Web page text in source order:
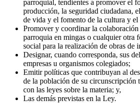
parroquial, tendientes a promover el
producción, la seguridad ciudadana,
de vida y el fomento de la cultura y el
Promover y coordinar la colaboración
parroquia en mingas o cualquier otra
social para la realización de obras de
Designar, cuando corresponda, sus
empresas u organismos colegiados;
Emitir políticas que contribuyan al
de la población de su circunscripción
con las leyes sobre la materia; y,
Las demás previstas en la Ley.